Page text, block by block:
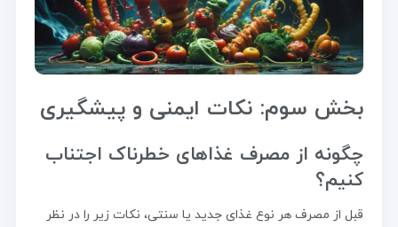
بخش سوم: نکات ایمنی و پیشگیری
چگونه از مصرف غذاهای خطرناک اجتناب
کنیم؟
قبل از مصرف هر نوع غذای جدید یا سنتی، نکات زیر را در نظر